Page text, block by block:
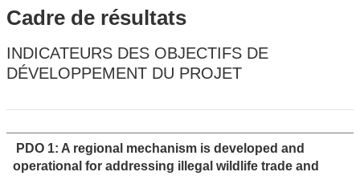
Cadre de résultats
INDICATEURS DES OBJECTIFS DE
DÉVELOPPEMENT DU PROJET
PDO 1: A regional mechanism is developed and
operational for addressing illegal wildlife trade and